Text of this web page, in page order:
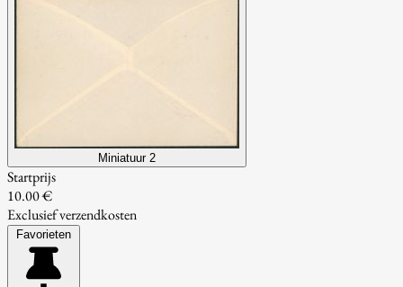
Miniatuur 2
Startprijs
10.00 €
Exclusief verzendkosten
Favorieten